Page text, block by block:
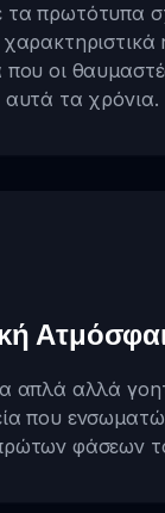
τα πρωτότυπα
που οι
αυτά τα χρόνια.
απλά αλλά
που
φάσεων